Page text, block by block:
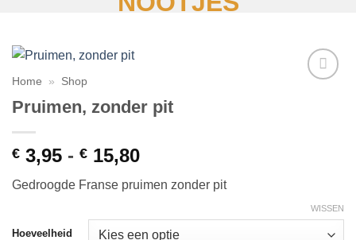
Home » Shop
Pruimen, zonder pit
€ 3,95 - € 15,80Prijsklasse:
tot
Gedroogde Franse pruimen zonder pit
Hoeveelheid
WISSEN